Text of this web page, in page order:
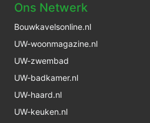
Ons Netwerk
Bouwkavelsonline.nl
UW-woonmagazine.nl
UW-zwembad
UW-badkamer.nl
UW-haard.nl
UW-keuken.nl